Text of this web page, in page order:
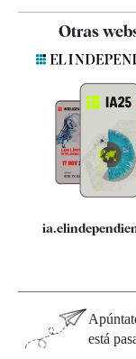
Contacto
Quiénes somos
Especificaciones
Otras
está